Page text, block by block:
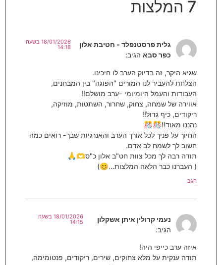
7 המלצות
גלית פרסטנפלד - חטיבת אלון
כפר סבא הגיב:
18/01/2026 בשעה
14:18
שגיא היקר, זה בדיוק הערב לו חיכינו.
הצלחת להעביר לנו המורים "הפוגה" בין המבחנים,
העבודות והעמל היומיומי -ערב מושלם!!
אווירה של שמחה, צחוק, שחרור, השתטות, מוזיקה,
ריקודים, כיף גדול!!
נהננו מאוד!!🎊🎊
החיוך על פניך לכל אורך הערב והאנרגיות שבך- רואים כמה
חשוב לך לשמח לב אדם.
תודה רבה לך מכל צוות חט"ב אלון כ"ס🫶🙏
( העברנו כבר הלאה המלצות…😊)
הגב
נעמי קרולין איתן אשקלון
הגיב:
18/01/2026 בשעה
14:15
איזה ערב כייפי היה!
תודה ענקית על מלא צחוקים, שירים, ריקודים, פנטומימה,